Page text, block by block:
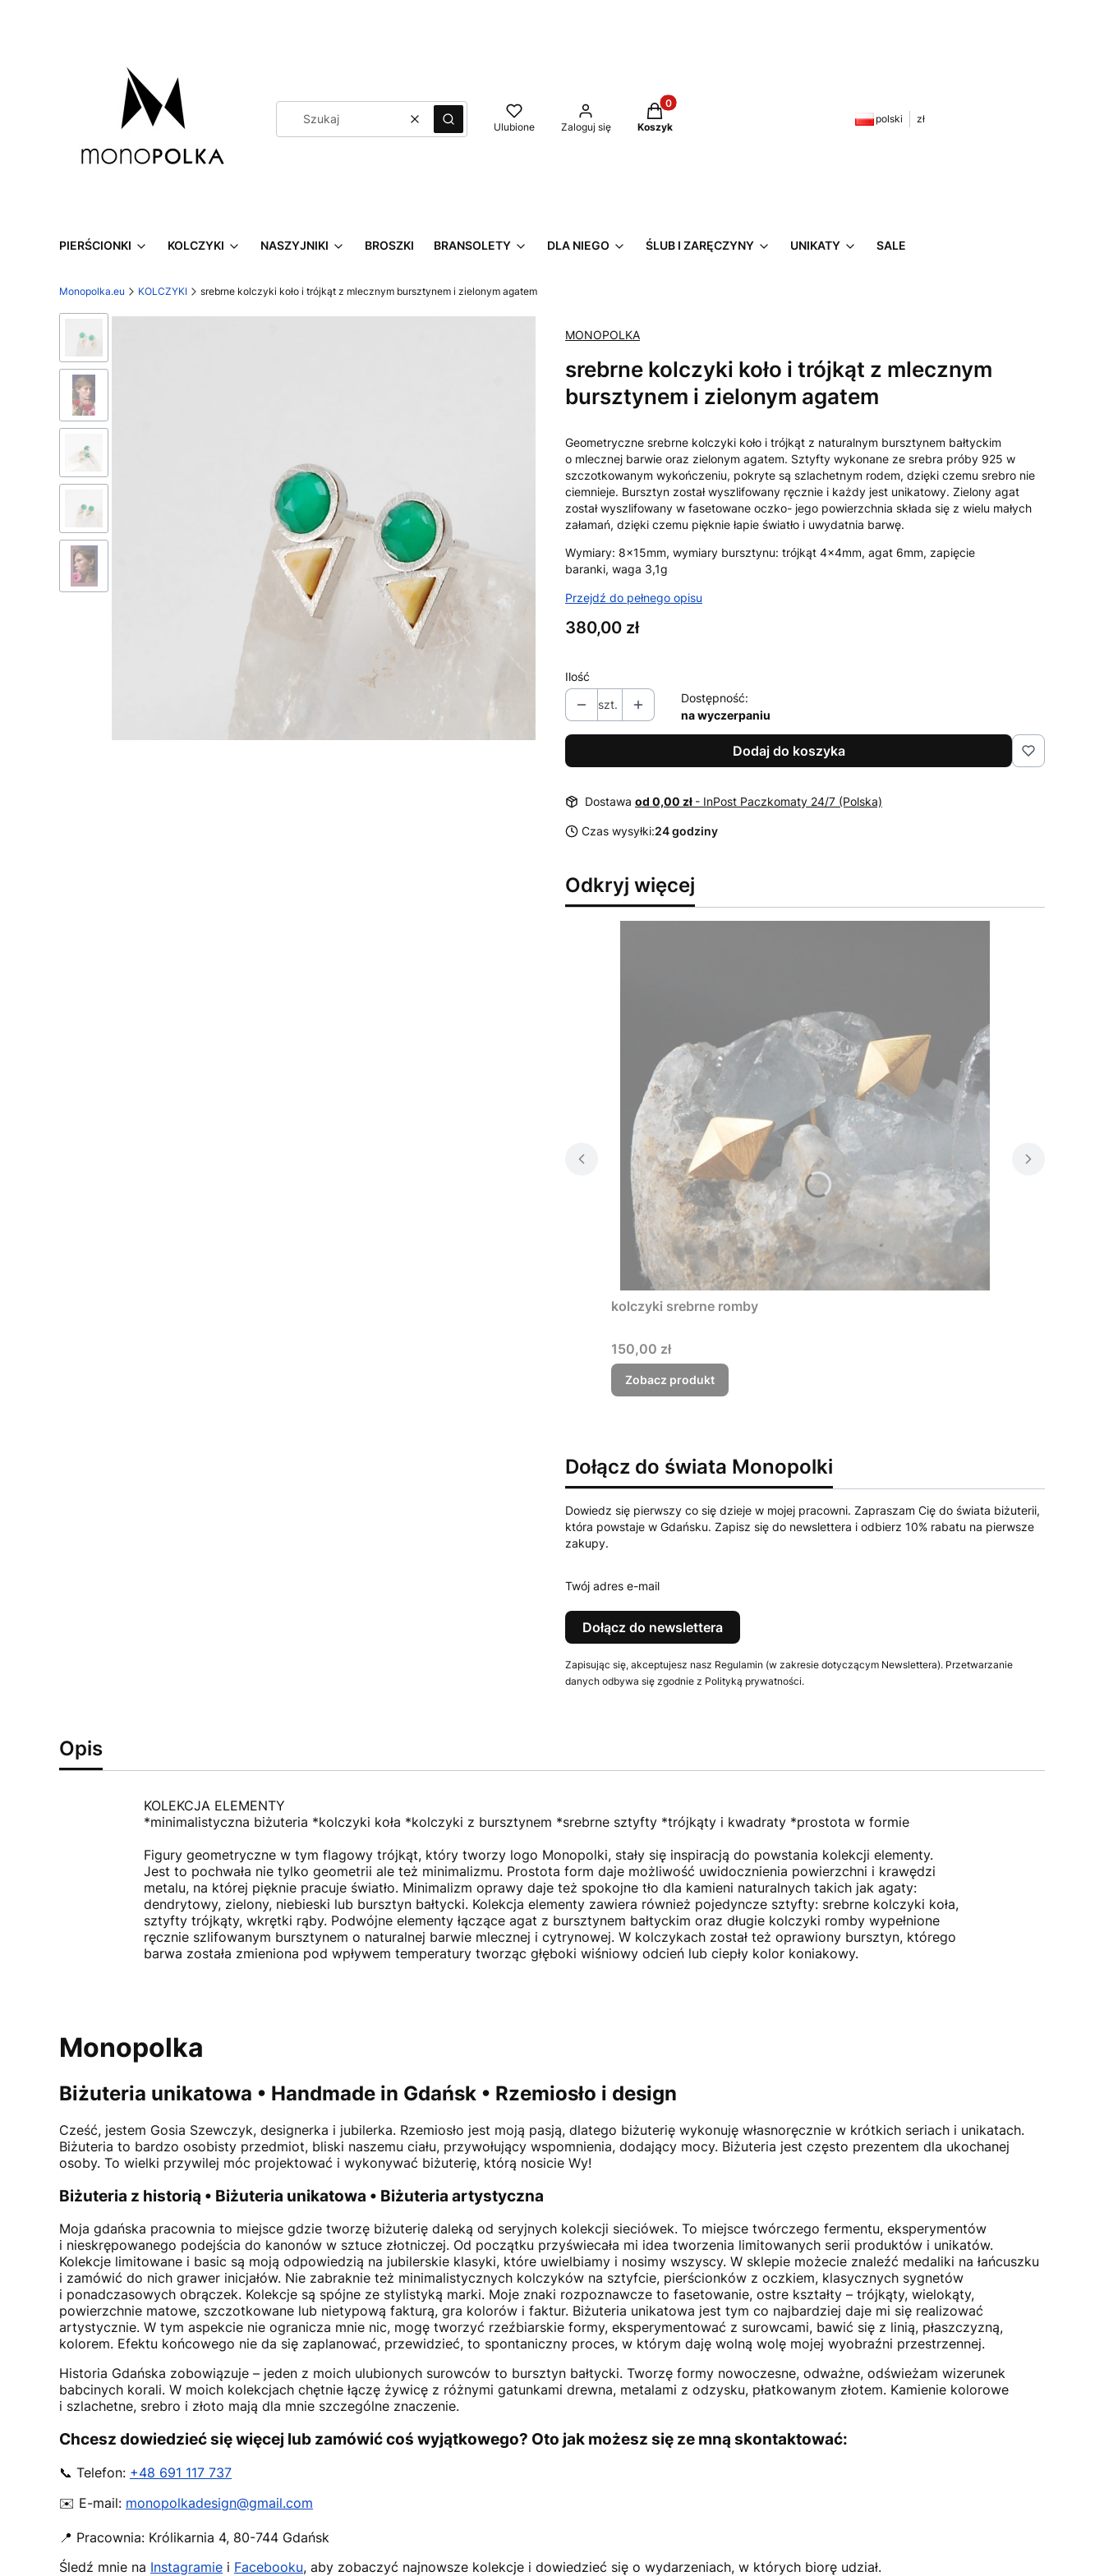
WyczyśćSzukaj Ulubione Zaloguj się
Produkty w koszyku: 0. Zobacz szczegóły
Koszyk
polski zł
PIERŚCIONKI KOLCZYKI NASZYJNIKI BROSZKI BRANSOLETY DLA NIEGO ŚLUB I ZARĘCZYNY UNIKATY SALE
Monopolka.eu KOLCZYKI srebrne kolczyki koło i trójkąt z mlecznym bursztynem i zielonym agatem
MONOPOLKA
srebrne kolczyki koło i trójkąt z mlecznym
bursztynem i zielonym agatem
Geometryczne srebrne kolczyki koło i trójkąt z naturalnym bursztynem bałtyckim
o mlecznej barwie oraz zielonym agatem. Sztyfty wykonane ze srebra próby 925 w
szczotkowanym wykończeniu, pokryte są szlachetnym rodem, dzięki czemu srebro nie
ciemnieje. Bursztyn został wyszlifowany ręcznie i każdy jest unikatowy. Zielony agat
został wyszlifowany w fasetowane oczko- jego powierzchnia składa się z wielu małych
załamań, dzięki czemu pięknie łapie światło i uwydatnia barwę.
Wymiary: 8x15mm, wymiary bursztynu: trójkąt 4x4mm, agat 6mm, zapięcie
baranki, waga 3,1g
Przejdź do pełnego opisu
Cena
380,00 zł
Ilość
szt.
Dostępność:
na wyczerpaniu
Dodaj do koszyka
Dostawa od 0,00 zł - InPost Paczkomaty 24/7 (Polska)
Czas wysyłki:24 godziny
Odkryj więcej
kolczyki srebrne romby
Cena
150,00 zł
Zobacz produkt
Dołącz do świata Monopolki
Dowiedz się pierwszy co się dzieje w mojej pracowni. Zapraszam Cię do świata biżuterii,
która powstaje w Gdańsku. Zapisz się do newslettera i odbierz 10% rabatu na pierwsze
zakupy.
Twój adres e-mail
Dołącz do newslettera
Zapisując się, akceptujesz nasz Regulamin (w zakresie dotyczącym Newslettera). Przetwarzanie
danych odbywa się zgodnie z Polityką prywatności.
Opis
KOLEKCJA ELEMENTY
*minimalistyczna biżuteria *kolczyki koła *kolczyki z bursztynem *srebrne sztyfty *trójkąty i kwadraty *prostota w formie
Figury geometryczne w tym flagowy trójkąt, który tworzy logo Monopolki, stały się inspiracją do powstania kolekcji elementy.
Jest to pochwała nie tylko geometrii ale też minimalizmu. Prostota form daje możliwość uwidocznienia powierzchni i krawędzi
metalu, na której pięknie pracuje światło. Minimalizm oprawy daje też spokojne tło dla kamieni naturalnych takich jak agaty:
dendrytowy, zielony, niebieski lub bursztyn bałtycki. Kolekcja elementy zawiera również pojedyncze sztyfty: srebrne kolczyki koła,
sztyfty trójkąty, wkrętki rąby. Podwójne elementy łączące agat z bursztynem bałtyckim oraz długie kolczyki romby wypełnione
ręcznie szlifowanym bursztynem o naturalnej barwie mlecznej i cytrynowej. W kolczykach został też oprawiony bursztyn, którego
barwa została zmieniona pod wpływem temperatury tworząc głęboki wiśniowy odcień lub ciepły kolor koniakowy.
Monopolka
Biżuteria unikatowa • Handmade in Gdańsk • Rzemiosło i design
Cześć, jestem Gosia Szewczyk, designerka i jubilerka. Rzemiosło jest moją pasją, dlatego biżuterię wykonuję własnoręcznie w krótkich seriach i unikatach.
Biżuteria to bardzo osobisty przedmiot, bliski naszemu ciału, przywołujący wspomnienia, dodający mocy. Biżuteria jest często prezentem dla ukochanej
osoby. To wielki przywilej móc projektować i wykonywać biżuterię, którą nosicie Wy!
Biżuteria z historią • Biżuteria unikatowa • Biżuteria artystyczna
Moja gdańska pracownia to miejsce gdzie tworzę biżuterię daleką od seryjnych kolekcji sieciówek. To miejsce twórczego fermentu, eksperymentów
i nieskrępowanego podejścia do kanonów w sztuce złotniczej. Od początku przyświecała mi idea tworzenia limitowanych serii produktów i unikatów.
Kolekcje limitowane i basic są moją odpowiedzią na jubilerskie klasyki, które uwielbiamy i nosimy wszyscy. W sklepie możecie znaleźć medaliki na łańcuszku
i zamówić do nich grawer inicjałów. Nie zabraknie też minimalistycznych kolczyków na sztyfcie, pierścionków z oczkiem, klasycznych sygnetów
i ponadczasowych obrączek. Kolekcje są spójne ze stylistyką marki. Moje znaki rozpoznawcze to fasetowanie, ostre kształty – trójkąty, wielokąty,
powierzchnie matowe, szczotkowane lub nietypową fakturą, gra kolorów i faktur. Biżuteria unikatowa jest tym co najbardziej daje mi się realizować
artystycznie. W tym aspekcie nie ogranicza mnie nic, mogę tworzyć rzeźbiarskie formy, eksperymentować z surowcami, bawić się z linią, płaszczyzną,
kolorem. Efektu końcowego nie da się zaplanować, przewidzieć, to spontaniczny proces, w którym daję wolną wolę mojej wyobraźni przestrzennej.
Historia Gdańska zobowiązuje – jeden z moich ulubionych surowców to bursztyn bałtycki. Tworzę formy nowoczesne, odważne, odświeżam wizerunek
babcinych korali. W moich kolekcjach chętnie łączę żywicę z różnymi gatunkami drewna, metalami z odzysku, płatkowanym złotem. Kamienie kolorowe
i szlachetne, srebro i złoto mają dla mnie szczególne znaczenie.
Chcesz dowiedzieć się więcej lub zamówić coś wyjątkowego? Oto jak możesz się ze mną skontaktować:
📞 Telefon: +48 691 117 737
✉️ E-mail: monopolkadesign@gmail.com
📍 Pracownia: Królikarnia 4, 80-744 Gdańsk
Śledź mnie na Instagramie i Facebooku, aby zobaczyć najnowsze kolekcje i dowiedzieć się o wydarzeniach, w których biorę udział.